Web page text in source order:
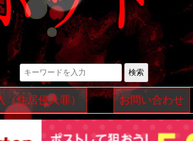
検索
コ
ン
テ
ン
へ
（住居侵入罪） お問い合わせ